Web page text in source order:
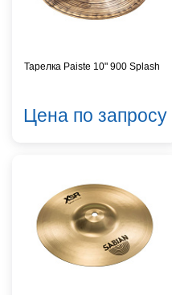
Тарелка Paiste 10" 900 Splash
Цена по запросу